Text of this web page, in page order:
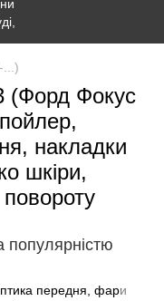
...)
(Форд Фокус
накладки
шкіри,
популярністю